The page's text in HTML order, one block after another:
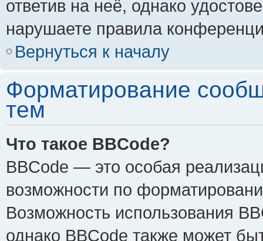
ответив на неё, однако
нарушаете правила
Вернуться к началу
Форматирование
тем
Что такое BBCode?
BBCode — это особая
возможности по
Возможность использования
однако BBCode также может